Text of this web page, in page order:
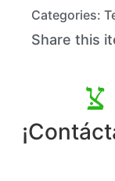
Categories:
Share this